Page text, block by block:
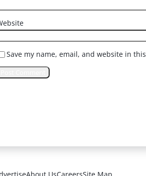
Save my name, email, and website in